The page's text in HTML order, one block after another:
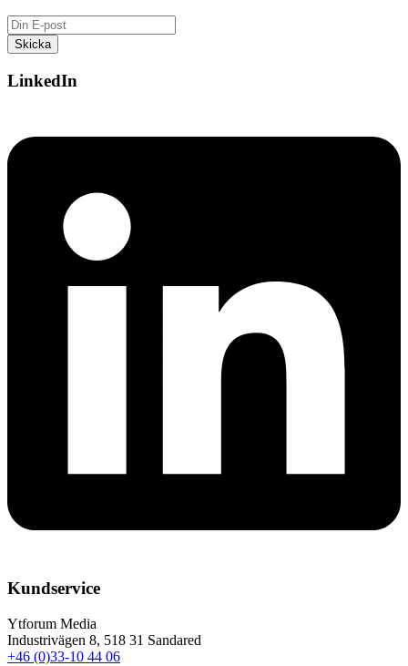
LinkedIn
Kundservice
Ytforum Media
Industrivägen 8, 518 31 Sandared
+46 (0)33-10 44 06